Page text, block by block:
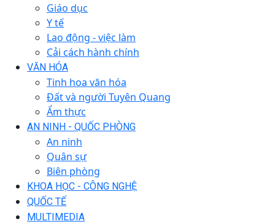
Giáo dục
Y tế
Lao động - việc làm
Cải cách hành chính
VĂN HÓA
Tinh hoa văn hóa
Đất và người Tuyên Quang
Ẩm thực
AN NINH - QUỐC PHÒNG
An ninh
Quân sự
Biên phòng
KHOA HỌC - CÔNG NGHỆ
QUỐC TẾ
MULTIMEDIA